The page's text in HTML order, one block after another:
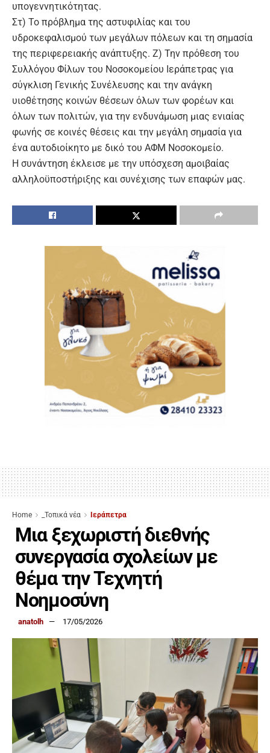
υπογεννητικότητας.
Στ) Το πρόβλημα της αστυφιλίας και του
υδροκεφαλισμού των μεγάλων πόλεων και τη σημασία
της περιφερειακής ανάπτυξης. Ζ) Την πρόθεση του
Συλλόγου Φίλων του Νοσοκομείου Ιεράπετρας για
σύγκλιση Γενικής Συνέλευσης και την ανάγκη
υιοθέτησης κοινών θέσεων όλων των φορέων και
όλων των πολιτών, για την ενδυνάμωση μιας ενιαίας
φωνής σε κοινές θέσεις και την μεγάλη σημασία για
ένα αυτοδιοίκητο με δικό του ΑΦΜ Νοσοκομείο.
Η συνάντηση έκλεισε με την υπόσχεση αμοιβαίας
αλληλοϋποστήριξης και συνέχισης των επαφών μας.
Home _Τοπικά νέα Ιεράπετρα
Μια ξεχωριστή διεθνής
συνεργασία σχολείων με
θέμα την Τεχνητή
Νοημοσύνη
anatolh 17/05/2026